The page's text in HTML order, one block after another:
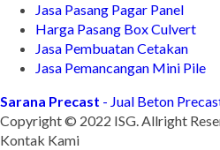
Jasa Pasang Pagar Panel
Harga Pasang Box Culvert
Jasa Pembuatan Cetakan
Jasa Pemancangan Mini Pile
Sarana Precast - Jual Beton
Copyright © 2022 ISG. Allright
Kontak Kami